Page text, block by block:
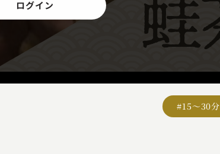
ログイン
#15～30分